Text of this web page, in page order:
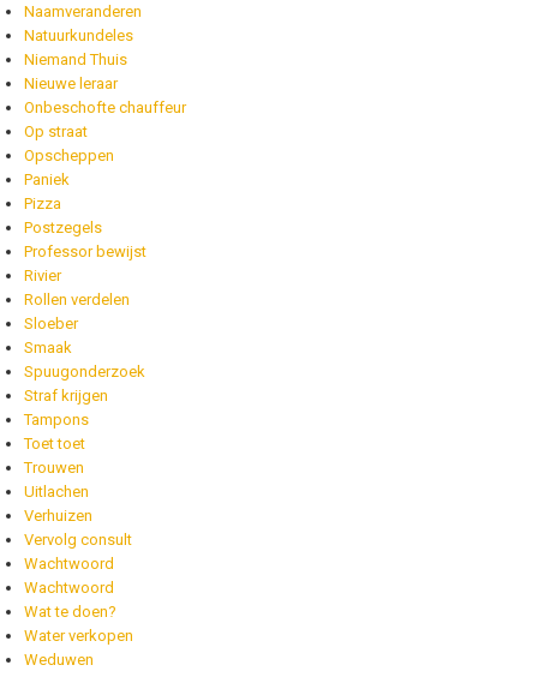
Naamveranderen
Natuurkundeles
Niemand Thuis
Nieuwe leraar
Onbeschofte chauffeur
Op straat
Opscheppen
Paniek
Pizza
Postzegels
Professor bewijst
Rivier
Rollen verdelen
Sloeber
Smaak
Spuugonderzoek
Straf krijgen
Tampons
Toet toet
Trouwen
Uitlachen
Verhuizen
Vervolg consult
Wachtwoord
Wachtwoord
Wat te doen?
Water verkopen
Weduwen